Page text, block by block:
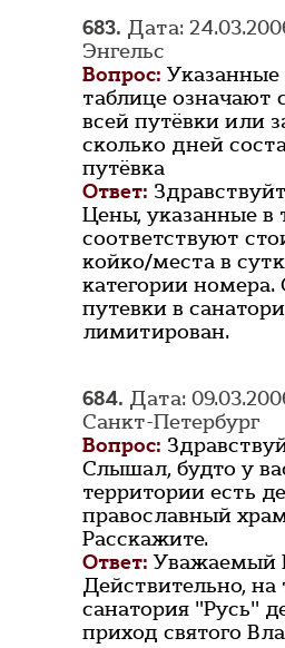
683. Дата:
Энгельс
Вопрос:
таблице означают
всей путёвки или
сколько дней
путёвка
Ответ:
Цены, указанные в
соответствуют
койко/места в
категории номера.
путевки в
лимитирован.
684. Дата:
Санкт-Петербург
Вопрос:
Слышал, будто у
территории есть
православный
Расскажите.
Ответ: Уважаемый
Действительно, на
санатория "Русь"
приход святого